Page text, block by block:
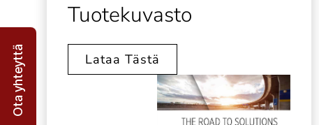
Tuotekuvasto
Lataa Tästä
Ota yhteyttä